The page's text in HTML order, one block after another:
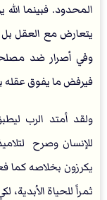
المحدود. فبينما الله
يتعارض مع العقل
وفي أصرار ضد
فيرفض ما يفوق عقله
ولقد أمتد الرب
للإنسان وصرح
يكرزون بخلاصه كما
ثمراً للحياة